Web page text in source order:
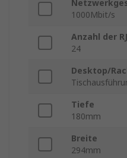
1000Mbit/s
Anzahl der
24
Desktop/
Tiefe
180mm
Breite
294mm